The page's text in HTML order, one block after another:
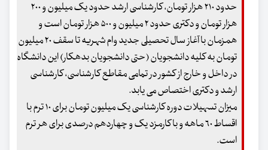
حدود ۲۱۰ هزار تومان، کارشناسی ارشد حدود یک میلیون و ۲۰۰
هزار تومان و دکتری حدود ۲ میلیون و ۵۰۰ هزار تومان است و
همزمان با آغاز سال تحصیلی جدید وام شهریه تا سقف ۲۰ میلیون
تومان به کلیه دانشجویان (حتی دانشجویان بدهکار) این دانشگاه
در داخل و خارج از کشور در تمامی مقاطع کارشناسی، کارشناسی
ارشد و دکتری اختصاص می یابد.
میزان تسهیلات دوره کارشناسی یک میلیون تومان برای ١٠ ترم با
اقساط ٦٠ ماهه و با کارمزد یک و چهاردهم درصدی برای هر ترم
است.